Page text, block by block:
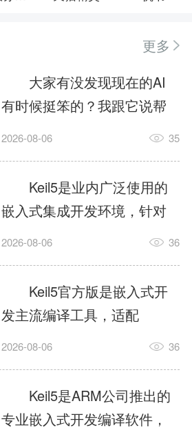
更多
大家有没发现现在的AI
有时候挺笨的？我跟它说帮
我订个明天早上的闹钟，它
这样？因为AI，就是个只会
耍嘴皮子的书呆子。它脑子
里有海量知识，但没有真正
激发出来实力。而
AgentSkill，就是给AI大脑装
上的一双机械手，它真的能
解决很多问题。1什么是
AgentSkillSkill指...
2026-08-06 35
Keil5是业内广泛使用的
嵌入式集成开发环境，针对
ARM、51内核单片机提供编
力，代码编译稳定，调试工
具成熟，大量开源项目基于
该平台开发。新项目需要单
独下载对应芯片支持包，新
手配置难度较高，正版商业
授权费用不菲，未授权版本
存在程序容量限制，适合硬
2026-08-06 36
Keil5官方版是嵌入式开
发主流编译工具，适配
STM32、51单片机等多款芯
在线调试、代码仿真，兼容
众多厂商芯片安装包。软件
需要手动添加器件库，初次
2026-08-06 36
Keil5是ARM公司推出的
专业嵌入式开发编译软件，